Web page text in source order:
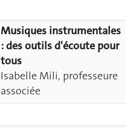
Musiques instrumentales
: des outils d'écoute pour
tous
Isabelle Mili, professeure
associée